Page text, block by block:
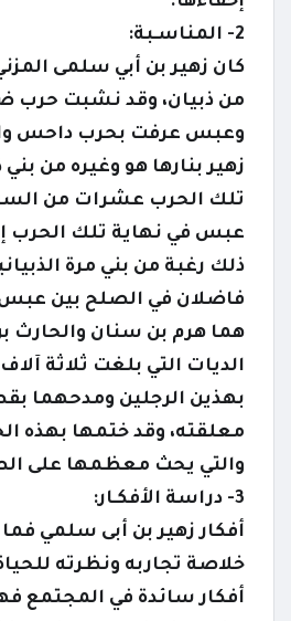
2- المناسـبة:
كان زهير بن أبي سلمى
من ذبيان، وقد نشبت حرب
وعبس عرفت بحرب داحس
زهير بنارها هو وغيره من
تلك الحرب عشرات من
عبس في نهاية تلك الحرب
ذلك رغبة من بني مرة
فاضلان في الصلح بين عبس
هما هرم بن سنان والحارث
الديات التي بلغت ثلاثة
بهذين الرجلين ومدحهما
معلقته، وقد ختمها بهذه
والتي يحث معظمها على
3- دراسة الأفكـار:
أفكار زهير بن أبى سلمي
خلاصة تجاربه ونظرته
أفكار سائدة في المجتمع